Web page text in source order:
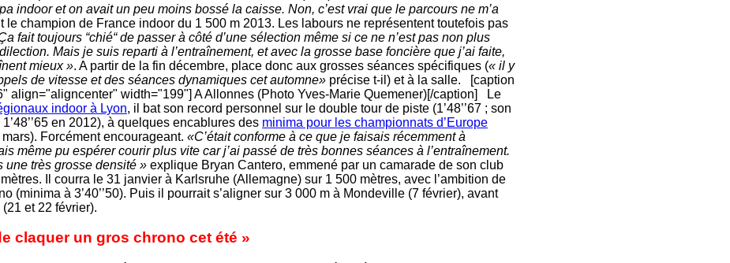
indoor et on avait un peu moins bossé la caisse. Non, c’est vrai que le parcours ne m’a
le champion de France indoor du 1 500 m 2013. Les labours ne représentent toutefois pas
fait toujours “chié“ de passer à côté d’une sélection même si ce ne n’est pas non plus
Mais je suis reparti à l’entraînement, et avec la grosse base foncière que j’ai faite,
mieux ». A partir de la fin décembre, place donc aux grosses séances spécifiques (« il y
de vitesse et des séances dynamiques cet automne» précise t-il) et à la salle. [caption
align="aligncenter" width="199"] A Allonnes (Photo Yves-Marie Quemener)[/caption] Le
indoor à Lyon, il bat son record personnel sur le double tour de piste (1’48’’67 ; son
en 2012), à quelques encablures des minima pour les championnats d’Europe
mars). Forcément encourageant. «C’était conforme à ce que je faisais récemment à
même pu espérer courir plus vite car j’ai passé de très bonnes séances à l’entraînement.
une très grosse densité » explique Bryan Cantero, emmené par un camarade de son club
Il courra le 31 janvier à Karlsruhe (Allemagne) sur 1 500 mètres, avec l’ambition de
(minima à 3’40’’50). Puis il pourrait s’aligner sur 3 000 m à Mondeville (7 février), avant
et 22 février).
claquer un gros chrono cet été »